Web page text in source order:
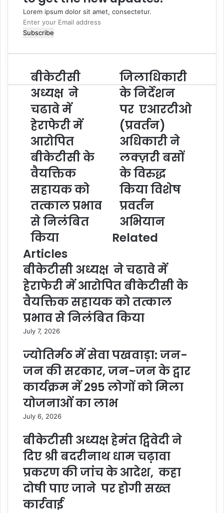
Lorem ipsum dolor sit amet, consectetur.
Enter
your
address
बीकेटीसी
अध्यक्ष ने
चढावे में
हेराफेरी में
आरोपित
बीकेटीसी के
वैयक्तिक
सहायक को
तत्काल प्रभाव
से निलंबित
किया
जिलाधिकारी
के निर्देशन
पर एआरटीओ
(प्रवर्तन)
अधिकारी ने
लक्ज़री बसों
के विरुद्ध
किया विशेष
प्रवर्तन
अभियान
Related
Articles
बीकेटीसी अध्यक्ष ने चढावे में
हेराफेरी में आरोपित बीकेटीसी के
वैयक्तिक सहायक को तत्काल
प्रभाव से निलंबित किया
July 7, 2026
ज्योतिर्मठ में सेवा पखवाड़ा: जन-
जन की सरकार, जन-जन के द्वार
कार्यक्रम में 295 लोगों को मिला
योजनाओं का लाभ
July 6, 2026
बीकेटीसी अध्यक्ष हेमंत द्विवेदी ने
दिए श्री बदरीनाथ धाम चढ़ावा
प्रकरण की जांच के आदेश, कहा
दोषी पाए जाने पर होगी सख्त
कार्रवाई